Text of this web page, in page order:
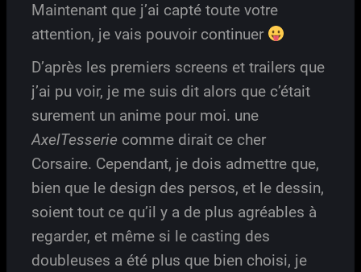
Maintenant que j’ai capté toute votre
attention, je vais pouvoir continuer
D’après les premiers screens et trailers que
j’ai pu voir, je me suis dit alors que c’était
surement un anime pour moi. une
AxelTesserie comme dirait ce cher
Corsaire. Cependant, je dois admettre que,
bien que le design des persos, et le dessin,
soient tout ce qu’il y a de plus agréables à
regarder, et même si le casting des
doubleuses a été plus que bien choisi, je